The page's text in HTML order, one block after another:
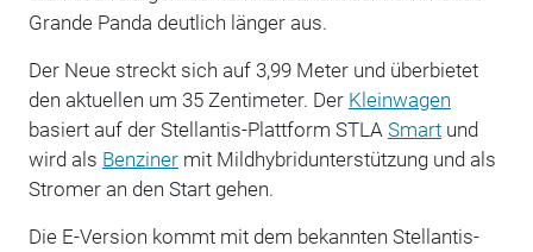
Grande Panda deutlich länger aus.
Der Neue streckt sich auf 3,99 Meter und überbietet
den aktuellen um 35 Zentimeter. Der Kleinwagen
basiert auf der Stellantis-Plattform STLA Smartund
wird als Benzinermit Mildhybridunterstützung und als
Stromer an den Start gehen.
Die E-Version kommt mit dem bekannten Stellantis-